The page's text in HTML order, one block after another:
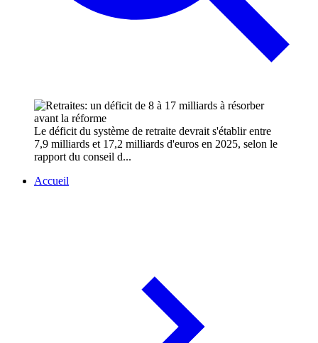
Le déficit du système de retraite devrait s'établir entre
7,9 milliards et 17,2 milliards d'euros en 2025, selon le
rapport du conseil d...
Accueil